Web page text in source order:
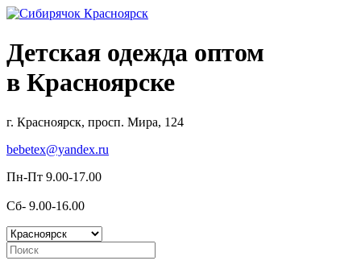
Детская одежда оптом
в Красноярске
г. Красноярск, просп. Мира, 124
bebetex@yandex.ru
Пн-Пт 9.00-17.00
Сб- 9.00-16.00